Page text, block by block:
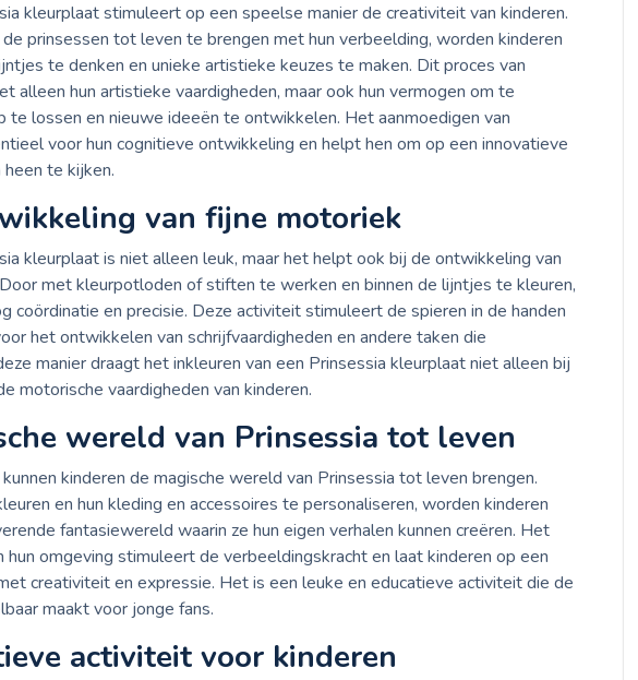
kleurplaat stimuleert op een speelse manier de creativiteit van kinderen.
prinsessen tot leven te brengen met hun verbeelding, worden kinderen
te denken en unieke artistieke keuzes te maken. Dit proces van
alleen hun artistieke vaardigheden, maar ook hun vermogen om te
te lossen en nieuwe ideeën te ontwikkelen. Het aanmoedigen van
voor hun cognitieve ontwikkeling en helpt hen om op een innovatieve
te kijken.
van fijne motoriek
kleurplaat is niet alleen leuk, maar het helpt ook bij de ontwikkeling van
met kleurpotloden of stiften te werken en binnen de lijntjes te kleuren,
coördinatie en precisie. Deze activiteit stimuleert de spieren in de handen
het ontwikkelen van schrijfvaardigheden en andere taken die
manier draagt het inkleuren van een Prinsessia kleurplaat niet alleen bij
motorische vaardigheden van kinderen.
wereld van Prinsessia tot leven
kinderen de magische wereld van Prinsessia tot leven brengen.
en hun kleding en accessoires te personaliseren, worden kinderen
fantasiewereld waarin ze hun eigen verhalen kunnen creëren. Het
hun omgeving stimuleert de verbeeldingskracht en laat kinderen op een
creativiteit en expressie. Het is een leuke en educatieve activiteit die de
maakt voor jonge fans.
activiteit voor kinderen